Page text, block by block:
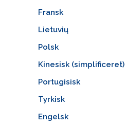
Fransk
Lietuvių
Polsk
Kinesisk (simplificeret)
Portugisisk
Tyrkisk
Engelsk